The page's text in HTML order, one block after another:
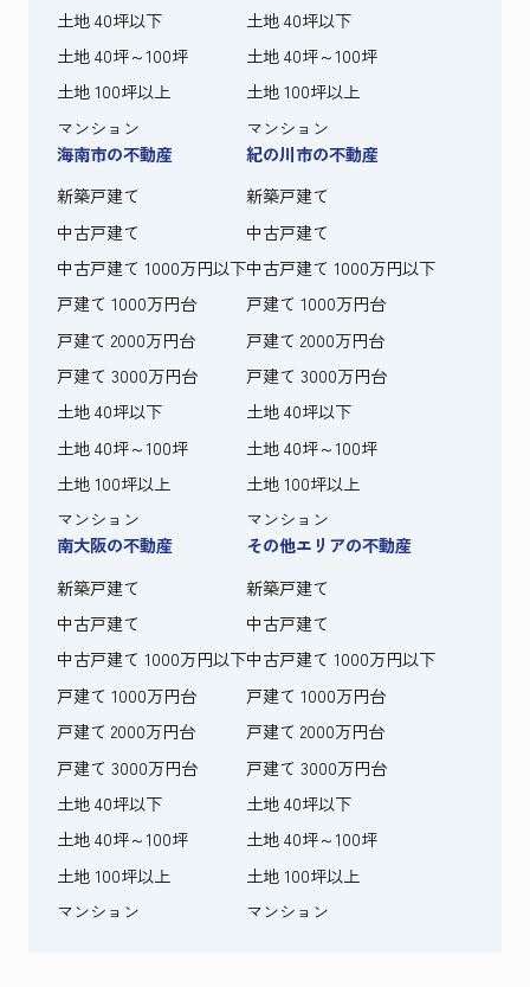
土地 40坪以下
土地 40坪～100坪
土地 100坪以上
マンション
土地 40坪以下
土地 40坪～100坪
土地 100坪以上
マンション
海南市の不動産
新築戸建て
中古戸建て
中古戸建て 1000万円以下
戸建て 1000万円台
戸建て 2000万円台
戸建て 3000万円台
土地 40坪以下
土地 40坪～100坪
土地 100坪以上
マンション
紀の川市の不動産
新築戸建て
中古戸建て
中古戸建て 1000万円以下
戸建て 1000万円台
戸建て 2000万円台
戸建て 3000万円台
土地 40坪以下
土地 40坪～100坪
土地 100坪以上
マンション
南大阪の不動産
新築戸建て
中古戸建て
中古戸建て 1000万円以下
戸建て 1000万円台
戸建て 2000万円台
戸建て 3000万円台
土地 40坪以下
土地 40坪～100坪
土地 100坪以上
マンション
その他エリアの不動産
新築戸建て
中古戸建て
中古戸建て 1000万円以下
戸建て 1000万円台
戸建て 2000万円台
戸建て 3000万円台
土地 40坪以下
土地 40坪～100坪
土地 100坪以上
マンション